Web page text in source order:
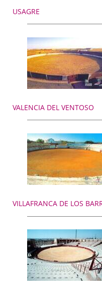
USAGRE
VALENCIA DEL VENTOSO
VILLAFRANCA DE LOS